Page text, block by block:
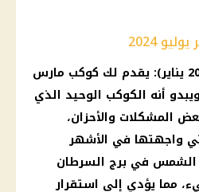
2024
برج الجدي (22 ديسمبر - 20 يناير): يقدم لك كوكب مارس
أنه الكوكب الوحيد الذي
المشكلات والأحزان،
واجهتها في الأشهر
الشمس في برج السرطان
مما يؤدي إلى استقرار